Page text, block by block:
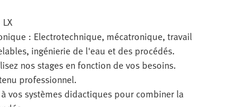
: Electrotechnique, mécatronique, travail
ingénierie de l'eau et des procédés.
nos stages en fonction de vos besoins.
professionnel.
vos systèmes didactiques pour combiner la